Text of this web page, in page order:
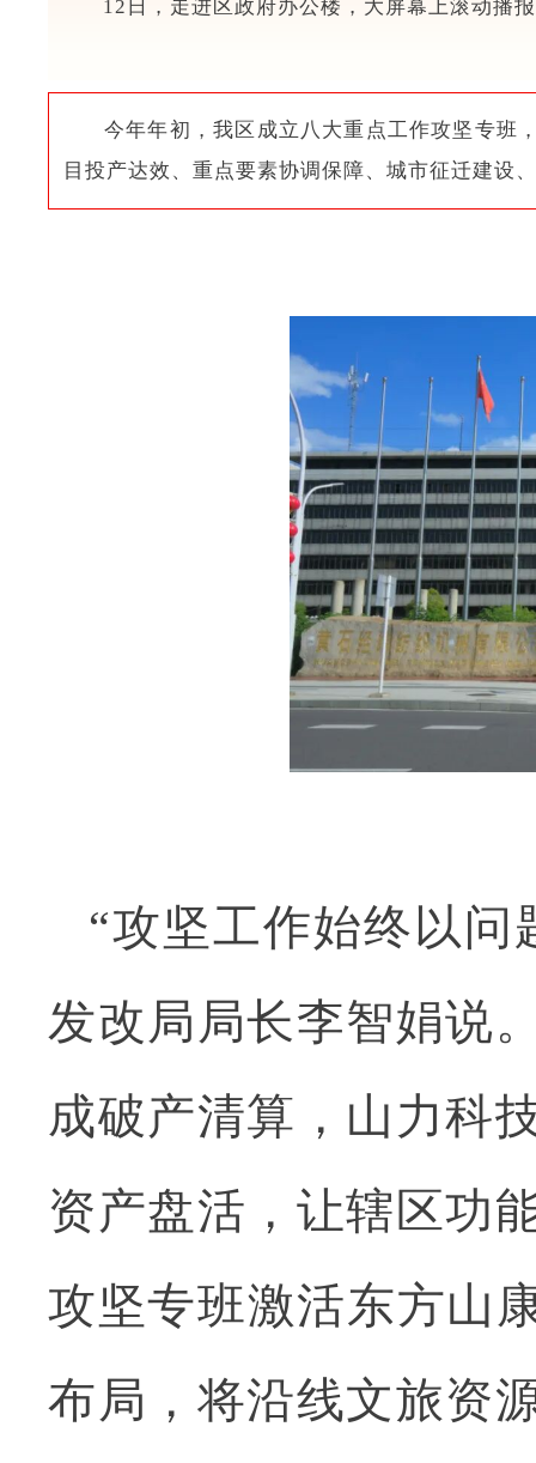
12日，走进区政府办公楼，大屏幕上滚动播
今年年初，我区成立八大重点工作攻坚专班
目投产达效、重点要素协调保障、城市征迁建设
“攻坚工作始终以
发改局局长李智娟说
成破产清算，山力科
资产盘活，让辖区功
攻坚专班激活东方山
布局，将沿线文旅资